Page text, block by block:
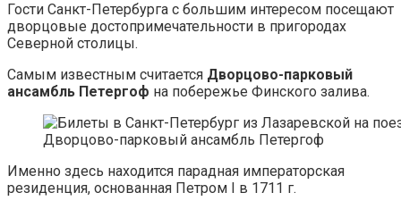
Гости Санкт-Петербурга с большим интересом посещают
дворцовые достопримечательности в пригородах
Северной столицы.
Самым известным считается Дворцово-парковый
ансамбль Петергоф на побережье Финского залива.
Дворцово-парковый ансамбль Петергоф
Именно здесь находится парадная императорская
резиденция, основанная Петром I в 1711 г.